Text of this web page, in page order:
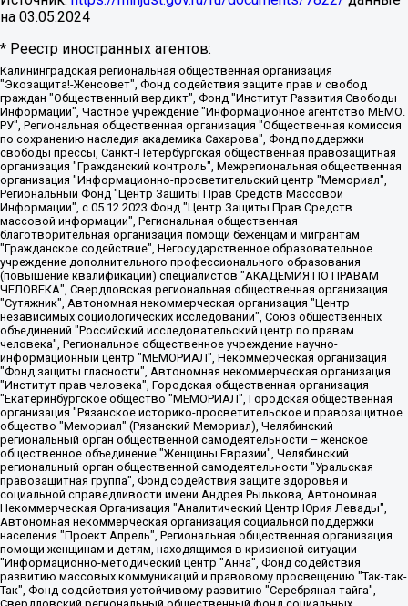
на 03.05.2024
* Реестр иностранных агентов:
Калининградская региональная общественная организация "Экозащита!-Женсовет", Фонд содействия защите прав и свобод граждан "Общественный вердикт", Фонд "Институт Развития Свободы Информации", Частное учреждение "Информационное агентство МЕМО. РУ", Региональная общественная организация "Общественная комиссия по сохранению наследия академика Сахарова", Фонд поддержки свободы прессы, Санкт-Петербургская общественная правозащитная организация "Гражданский контроль", Межрегиональная общественная организация "Информационно-просветительский центр "Мемориал", Региональный Фонд "Центр Защиты Прав Средств Массовой Информации", с 05.12.2023 Фонд "Центр Защиты Прав Средств массовой информации", Региональная общественная благотворительная организация помощи беженцам и мигрантам "Гражданское содействие", Негосударственное образовательное учреждение дополнительного профессионального образования (повышение квалификации) специалистов "АКАДЕМИЯ ПО ПРАВАМ ЧЕЛОВЕКА", Свердловская региональная общественная организация "Сутяжник", Автономная некоммерческая организация "Центр независимых социологических исследований", Союз общественных объединений "Российский исследовательский центр по правам человека", Региональное общественное учреждение научно-информационный центр "МЕМОРИАЛ", Некоммерческая организация "Фонд защиты гласности", Автономная некоммерческая организация "Институт прав человека", Городская общественная организация "Екатеринбургское общество "МЕМОРИАЛ", Городская общественная организация "Рязанское историко-просветительское и правозащитное общество "Мемориал" (Рязанский Мемориал), Челябинский региональный орган общественной самодеятельности – женское общественное объединение "Женщины Евразии", Челябинский региональный орган общественной самодеятельности "Уральская правозащитная группа", Фонд содействия защите здоровья и социальной справедливости имени Андрея Рылькова, Автономная Некоммерческая Организация "Аналитический Центр Юрия Левады", Автономная некоммерческая организация социальной поддержки населения "Проект Апрель", Региональная общественная организация помощи женщинам и детям, находящимся в кризисной ситуации "Информационно-методический центр "Анна", Фонд содействия развитию массовых коммуникаций и правовому просвещению "Так-так-Так", Фонд содействия устойчивому развитию "Серебряная тайга", Свердловский региональный общественный фонд социальных проектов "Новое время", "Idel.Реалии", Кавказ.Реалии, Крым.Реалии, Телеканал Настоящее Время, Татаро-башкирская служба Радио Свобода (Azatliq Radiosi), Радио Свободная Европа/Радио Свобода (PCE/PC), "Сибирь.Реалии", "Фактограф", Благотворительный фонд помощи осужденным и их семьям, Автономная некоммерческая организация "Институт глобализации и социальных движений", Фонд "В защиту прав заключенных", Частное учреждение "Центр поддержки и содействия развитию средств массовой информации", Пензенский региональный общественный благотворительный фонд "Гражданский союз", "Север.Реалии", Некоммерческая организация Фонд "Правовая инициатива", Общество с ограниченной ответственностью "Радио Свободная Европа/Радио Свобода", Чешское информационное агентство "MEDIUM-ORIENT", Красноярская региональная общественная организация "Мы против СПИДа", Камалягин Денис Николаевич, Маркелов Сергей Евгеньевич, Пономарев Лев Александрович, Савицкая Людмила Алексеевна, Автономная некоммерческая организация "Центр по работе с проблемой насилия "НАСИЛИЮ.НЕТ", Межрегиональный профессиональный союз работников здравоохранения "Альянс врачей", Юридическое лицо, зарегистрированное в Латвийской Республике, SIA "Medusa Project" (регистрационный номер 40103797863, дата регистрации 10.06.2014), Некоммерческая организация "Фонд по борьбе с коррупцией", Автономная некоммерческая организация "Институт права и публичной политики", Баданин Роман Сергеевич, Гликин Максим Александрович, Железнова Мария Михайловна, Лукьянова Юлия Сергеевна, Маетная Елизавета Витальевна, Маняхин Петр Борисович, Чуракова Ольга Владимировна, Ярош Юлия Петровна, Юридическое лицо "The Insider SIA", зарегистрированное в Риге, Латвийская Республика (дата регистрации 26.06.2015), являющееся администратором доменного имени интернет-издания "The Insider SIA", https://theins.ru, Постернак Алексей Евгеньевич, Рубин Михаил Аркадьевич, Анин Роман Александрович, Юридическое лицо Istories fonds, зарегистрированное в Латвийской Республике (регистрационный номер 50008295751, дата регистрации 24.02.2020), Великовский Дмитрий Александрович, Долинина Ирина Николаевна, Мароховская Алеся Алексеевна, Шлейнов Роман Юрьевич, Шмагун Олеся Валентиновна, Общество с ограниченной ответственностью "Альтаир 2021", Общество с ограниченной ответственностью "Вега 2021", Общество с ограниченной ответственностью "Главный редактор 2021", Общество с ограниченной ответственностью "Ромашки монолит", Важенков Артем Валерьевич, Ивановская областная общественная организация "Центр гендерных исследований", Гурман Юрий Альбертович, Медиапроект "ОВД-Инфо", Егоров Владимир Владимирович, Жилинский Владимир Александрович, Общество с ограниченной ответственностью "ЗП", Иванова София Юрьевна, Карезина Инна Павловна, Кильтау Екатерина Викторовна, Петров Алексей Викторович, Пискунов Сергей Евгеньевич, Смирнов Сергей Сергеевич, Тихонов Михаил Сергеевич, Общество с ограниченной ответственностью "ЖУРНАЛИСТ-ИНОСТРАННЫЙ АГЕНТ", Арапова Галина Юрьевна, Вольтская Татьяна Анатольевна, Американская компания "Mason G.E.S. Anonymous Foundation" (США), являющаяся владельцем интернет-издания https://mnews.world/, Компания "Stichting Bellingcat", зарегистрированная в Нидерландах (дата регистрации 11.07.2018), Захаров Андрей Вячеславович, Клепиковская Екатерина Дмитриевна, Общество с ограниченной ответственностью "МЕМО", Перл Роман Александрович, Симонов Евгений Алексеевич, Соловьева Елена Анатольевна, Сотников Даниил Владимирович, Сурначева Елизавета Дмитриевна, Автономная некоммерческая организация по защите прав человека и информированию населения "Якутия – Наше Мнение", Общество с ограниченной ответственностью "Москоу диджитал медиа", с 26.01.2023 Общество с ограниченной ответственностью "Чайка Белые сады", Ветошкина Валерия Валерьевна, Заговора Максим Александрович, Межрегиональное общественное движение "Российская ЛГБТ - сеть", Оленичев Максим Владимирович, Павлов Иван Юрьевич, Скворцова Елена Сергеевна, Общество с ограниченной ответственностью "Как бы инагент", Кочетков Игорь Викторович, Общество с ограниченной ответственностью "Честные выборы", Еланчик Олег Александрович, Общество с ограниченной ответственностью "Нобелевский призыв", Гималова Регина Эмилевна, Григорьев Андрей Валерьевич, Григорьева Алина Александровна, Ассоциация по содействию защите прав призывников, альтернативнослужащих и военнослужащих "Правозащитная группа "Гражданин.Армия.Право", Хисамова Регина Фаритовна, Автономная некоммерческая организация по реализации социально-правовых программ "Лилит", Дальневосточное общественное движение "Маяк", Санкт-Петербургская ЛГБТ-инициативная группа "Выход", Инициативная группа ЛГБТ+ "Реверс", Алексеев Андрей Викторович, Бекбулатова Таисия Львовна, Беляев Иван Михайлович, Владыкина Елена Сергеевна, Гельман Марат Александрович, Никульшина Вероника Юрьевна, Толоконникова Надежда Андреевна, Шендерович Виктор Анатольевич, Общество с ограниченной ответственностью "Данное сообщение", Общество с ограниченной ответственностью Издательский дом "Новая глава", Айнбиндер Александра Александровна, Московский комьюнити-центр для ЛГБТ+инициатив, Благотворительный фонд развития филантропии, Deutsche Welle (Германия, Kurt-Schumacher-Strasse 3, 53113 Bonn), Борзунова Мария Михайловна, Воробьев Виктор Викторович, Голубева Анна Львовна, Константинова Алла Михайловна, Малкова Ирина Владимировна, Мурадов Мурад Абдулгалимович, Осетинская Елизавета Николаевна, Понасенков Евгений Николаевич, Ганапольский Матвей Юрьевич, Киселев Евгений Алексеевич, Борухович Ирина Григорьевна, Дремин Иван Тимофеевич, Дубровский Дмитрий Викторович, Красноярская региональная общественная организация поддержки и развития альтернативных образовательных технологий и межкультурных коммуникаций "ИНТЕРРА", Маяковская Екатерина Алексеевна, Фейгин Марк Захарович, Филимонов Андрей Викторович, Дзугкоева Регина Николаевна, Доброхотов Роман Александрович, Дудь Юрий Александрович, Елкин Сергей Владимирович, Кругликов Кирилл Игоревич, Сабунаева Мария Леонидовна, Семенов Алексей Владимирович, Шаинян Карен Багратович, Шульман Екатерина Михайловна, Асафьев Артур Валерьевич, Вахштайн Виктор Семенович, Венедиктов Алексей Алексеевич, Лушникова Екатерина Евгеньевна, Волков Леонид Михайлович, Невзоров Александр Глебович, Пархоменко Сергей Борисович, Сироткин Ярослав Николаевич, Кара-Мурза Владимир Владимирович, Баранова Наталья Владимировна, Гозман Леонид Яковлевич, Кагарлицкий Борис Юльевич, Климарев Михаил Валерьевич, Милов Владимир Станиславович, Автономная некоммерческая организация Краснодарский центр современного искусства "Типография", Моргенштерн Алишер Тагирович, Соболь Любовь Эдуардовна, Общество с ограниченной ответственностью "ЛИЗА НОРМ", Каспаров Гарри Кимович, Ходорковский Михаил Борисович, Общество с ограниченной ответственностью "Апрельские тезисы", Данилович Ирина Брониславовна, Кашин Олег Владимирович, Петров Николай Владимирович, Пивоваров Алексей Владимирович, Соколов Михаил Владимирович, Цветкова Юлия Владимировна, Чичваркин Евгений Александрович, Комитет против пыток/Команда против пыток, Общество с ограниченной ответственностью "Первый научный", Общество с ограниченной ответственностью "Вертолет и ко", Белоцерковская Вероника Борисовна, Кац Максим Евгеньевич, Лазарева Татьяна Юрьевна, Шаведдинов Руслан Табризович, Яшин Илья Валерьевич, Общество с ограниченной ответственностью "Иноагент ААВ", Алешковский Дмитрий Петрович, Альбац Евгения Марковна, Быков Дмитрий Львович, Галямина Юлия Евгеньевна, Лойко Сергей Леонидович, Мартынов Кирилл Константинович, Медведев Сергей Александрович, Крашенинников Федор Геннадиевич, Гордеева Катерина Вл